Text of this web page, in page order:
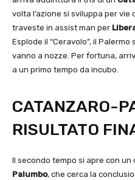
volta l’azione si sviluppa per vie
traveste in assist man per
Esplode il “Ceravolo”, il
vanno a nozze. Per fortuna,
a un primo tempo da incubo.
CATANZARO-
RISULTATO
Il secondo tempo si apre con
Palumbo, che cerca la